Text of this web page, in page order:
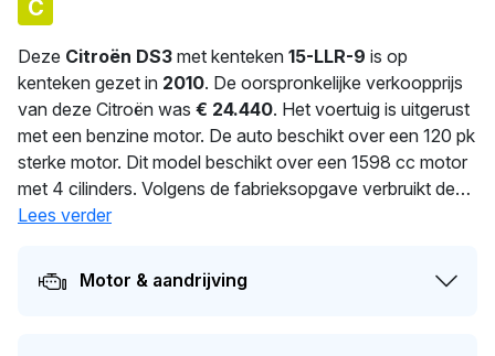
C
Deze Citroën DS3 met kenteken 15-LLR-9 is op
kenteken gezet in 2010. De oorspronkelijke verkoopprijs
van deze Citroën was € 24.440. Het voertuig is uitgerust
met een benzine motor. De auto beschikt over een 120 pk
sterke motor. Dit model beschikt over een 1598 cc motor
met 4 cilinders. Volgens de fabrieksopgave verbruikt deze
auto 5.9 l/100 km. Dit model heeft een gewicht van 1.150
gekregen. Dit voertuig moet over 68 dagen opnieuw
APK-gekeurd worden. Dit voertuig heeft 1 eigenaren
Lees verder
Motor & aandrijving